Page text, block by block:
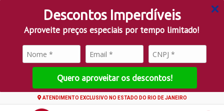
Descontos Imperdíveis
Aproveite preços especiais por tempo limitado!
Quero aproveitar os descontos!
ATENDIMENTO EXCLUSIVO NO ESTADO DO RIO DE JANEIRO